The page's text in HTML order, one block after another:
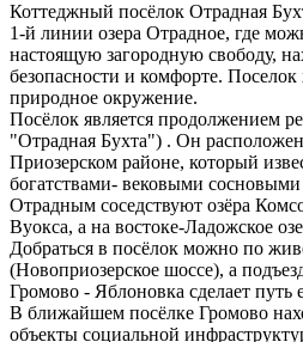
Коттеджный посёлок Отрадная
1-й линии озера Отрадное, где
настоящую загородную свободу,
безопасности и комфорте.
природное окружение.
Посёлок является продолжением
"Отрадная Бухта") . Он
Приозерском районе, который
богатствами- вековыми
Отрадным соседствуют озёра
Вуокса, а на востоке-Ладожское
Добраться в посёлок можно по
(Новоприозерское шоссе), а
Громово - Яблоновка сделает путь
В ближайшем посёлке Громово
объекты социальной